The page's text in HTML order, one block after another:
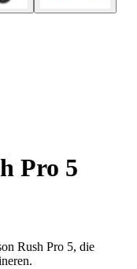
Pro 5
Rush Pro 5, die